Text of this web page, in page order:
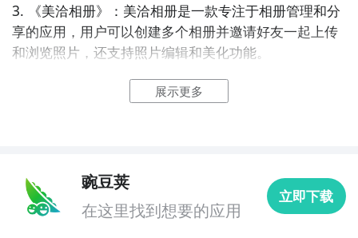
3. 《美洽相册》：美洽相册是一款专注于相册管理和分
享的应用，用户可以创建多个相册并邀请好友一起上传
和浏览照片，还支持照片编辑和美化功能。
4. 《魔图精灵》：魔图精灵是一款多功能的摄影图像应
5. 《相册365》：相册365是一款简洁实用的相册管理
应用，支持将照片按时间和地点自动整理并展示，还可
以设置私密相册保护个人隐私。
展示更多
豌豆荚
在这里找到想要的应用
立即下载